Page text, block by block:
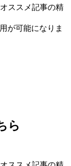
ススメ記事の精
が可能になりま
ら